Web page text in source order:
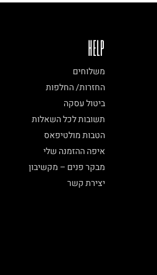
HELP
משלוחים
החזרות/ החלפות
ביטול עסקה
תשובות לכל השאלות
הטבות מולטיפאס
איפה ההזמנה שלי
מבקר פנים – מקשיבון
יצירת קשר